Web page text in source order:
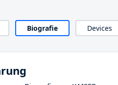
Biografie Devices